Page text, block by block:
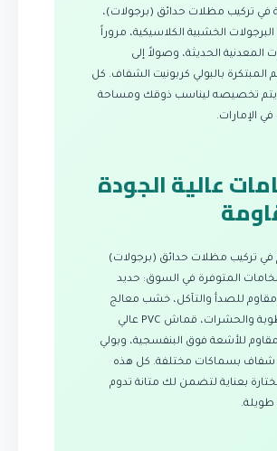
في تركيب مظلات حدائق (برجولات)،
الخشبية الكلاسيكية، مروراً
المعدنية الحديثة، وصولاً إلى
المبتكرة بالبولي كربونيت الشفاف. كل
تخصيصه ليناسب ذوقك ومساحة
الإمارات.
عالية الجودة
تركيب مظلات حدائق (برجولات)
المتوفرة في السوق: حديد
للصدأ والتآكل، خشب معالج
ضد الرطوبة والحشرات، قماش PVC عالي
مقاوم للأشعة فوق البنفسجية، وبولي
شفاف بسماكات مختلفة. كل هذه
بعناية لتضمن لك متانة تدوم